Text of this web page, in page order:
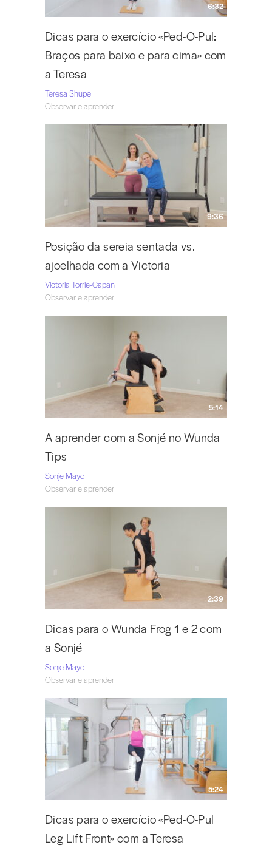
6:32
Dicas para o exercício «Ped-O-Pul:
Braços para baixo e para cima» com
a Teresa
Teresa Shupe
Observar e aprender
9:36
Posição da sereia sentada vs.
ajoelhada com a Victoria
Victoria Torrie-Capan
Observar e aprender
5:14
A aprender com a Sonjé no Wunda
Tips
Sonje Mayo
Observar e aprender
2:39
Dicas para o Wunda Frog 1 e 2 com
a Sonjé
Sonje Mayo
Observar e aprender
5:24
Dicas para o exercício «Ped-O-Pul
Leg Lift Front» com a Teresa